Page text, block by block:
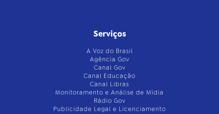
Serviços
A Voz do Brasil
Agência Gov
Canal Gov
Canal Educação
Canal Libras
Monitoramento e Análise de Mídia
Rádio Gov
Publicidade Legal e Licenciamento